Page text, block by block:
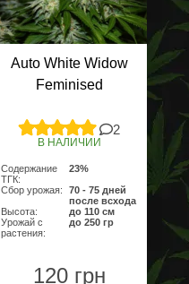
Auto White Widow
Feminised
2
В НАЛИЧИИ
Содержание
ТГК:
23%
Сбор урожая:
70 - 75 дней
после всхода
Высота:
до 110 см
Урожай с
растения:
до 250 гр
120 грн